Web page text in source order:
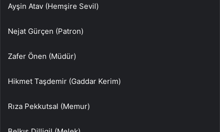
Ayşin Atav (Hemşire Sevil)
Nejat Gürçen (Patron)
Zafer Önen (Müdür)
Hikmet Taşdemir (Gaddar Kerim)
Rıza Pekkutsal (Memur)